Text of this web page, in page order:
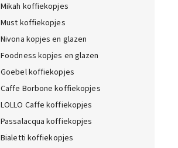
Mikah koffiekopjes
Must koffiekopjes
Nivona kopjes en glazen
Foodness kopjes en glazen
Goebel koffiekopjes
Caffe Borbone koffiekopjes
LOLLO Caffe koffiekopjes
Passalacqua koffiekopjes
Bialetti koffiekopjes